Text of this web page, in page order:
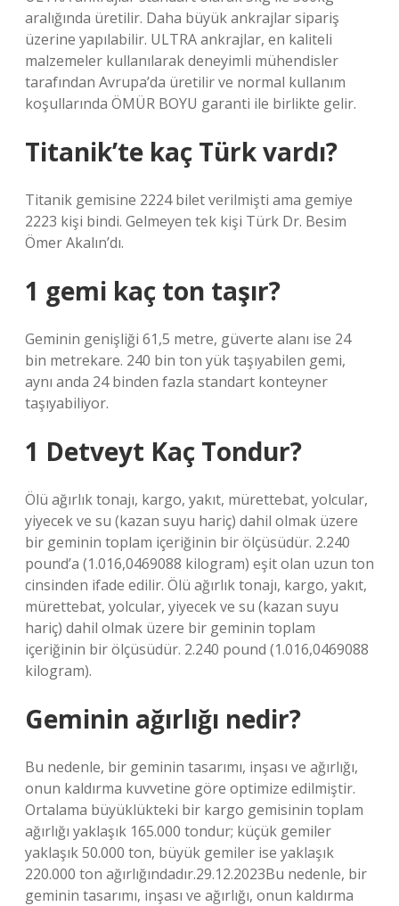
aralığında üretilir. Daha büyük ankrajlar sipariş
üzerine yapılabilir. ULTRA ankrajlar, en kaliteli
malzemeler kullanılarak deneyimli mühendisler
tarafından Avrupa’da üretilir ve normal kullanım
koşullarında ÖMÜR BOYU garanti ile birlikte gelir.
Titanik’te kaç Türk vardı?
Titanik gemisine 2224 bilet verilmişti ama gemiye
2223 kişi bindi. Gelmeyen tek kişi Türk Dr. Besim
Ömer Akalın’dı.
1 gemi kaç ton taşır?
Geminin genişliği 61,5 metre, güverte alanı ise 24
bin metrekare. 240 bin ton yük taşıyabilen gemi,
aynı anda 24 binden fazla standart konteyner
taşıyabiliyor.
1 Detveyt Kaç Tondur?
Ölü ağırlık tonajı, kargo, yakıt, mürettebat, yolcular,
yiyecek ve su (kazan suyu hariç) dahil olmak üzere
bir geminin toplam içeriğinin bir ölçüsüdür. 2.240
pound’a (1.016,0469088 kilogram) eşit olan uzun ton
cinsinden ifade edilir. Ölü ağırlık tonajı, kargo, yakıt,
mürettebat, yolcular, yiyecek ve su (kazan suyu
hariç) dahil olmak üzere bir geminin toplam
içeriğinin bir ölçüsüdür. 2.240 pound (1.016,0469088
kilogram).
Geminin ağırlığı nedir?
Bu nedenle, bir geminin tasarımı, inşası ve ağırlığı,
onun kaldırma kuvvetine göre optimize edilmiştir.
Ortalama büyüklükteki bir kargo gemisinin toplam
ağırlığı yaklaşık 165.000 tondur; küçük gemiler
yaklaşık 50.000 ton, büyük gemiler ise yaklaşık
220.000 ton ağırlığındadır.29.12.2023Bu nedenle, bir
geminin tasarımı, inşası ve ağırlığı, onun kaldırma